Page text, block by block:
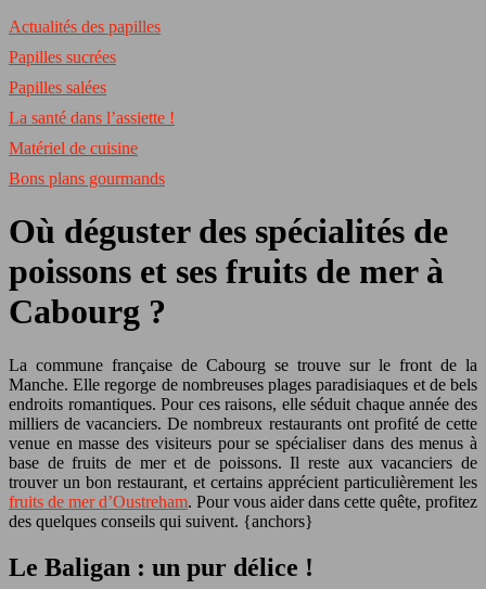
Actualités des papilles
Papilles sucrées
Papilles salées
La santé dans l’assiette !
Matériel de cuisine
Bons plans gourmands
Où déguster des spécialités de
poissons et ses fruits de mer à
Cabourg ?
La commune française de Cabourg se trouve sur le front de la
Manche. Elle regorge de nombreuses plages paradisiaques et de bels
endroits romantiques. Pour ces raisons, elle séduit chaque année des
milliers de vacanciers. De nombreux restaurants ont profité de cette
venue en masse des visiteurs pour se spécialiser dans des menus à
base de fruits de mer et de poissons. Il reste aux vacanciers de
trouver un bon restaurant, et certains apprécient particulièrement les
fruits de mer d’Oustreham. Pour vous aider dans cette quête, profitez
des quelques conseils qui suivent. {anchors}
Le Baligan : un pur délice !